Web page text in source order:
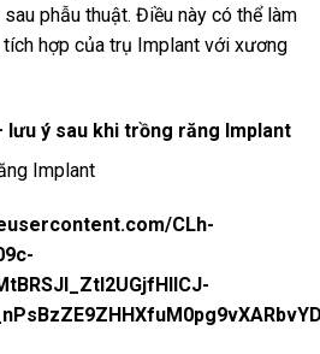
phẫu thuật. Điều này có thể làm
hợp của trụ Implant với xương
lưu ý sau khi trồng răng Implant
Implant